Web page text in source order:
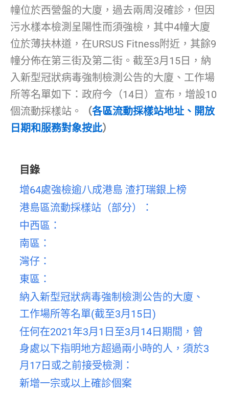
幢位於西營盤的大廈，過去兩周沒確診，但因
污水樣本檢測呈陽性而須強檢，其中4幢大廈
位於薄扶林道，在URSUS Fitness附近，其餘9
幢分佈在第三街及第二街。截至3月15日，納
入新型冠狀病毒強制檢測公告的大廈、工作場
所等名單如下：政府今（14日）宣布，增設10
個流動採樣站。
（各區流動採樣站地址、開放
日期和服務對象按此）
目錄
增64處強檢逾八成港島 渣打瑞銀上榜
港島區流動採樣站（部分）：
中西區：
南區：
灣仔：
東區：
納入新型冠狀病毒強制檢測公告的大廈、
工作場所等名單(截至3月15日)
任何在2021年3月1日至3月14日期間，曾
身處以下指明地方超過兩小時的人，須於3
月17日或之前接受檢測：
新增一宗或以上確診個案